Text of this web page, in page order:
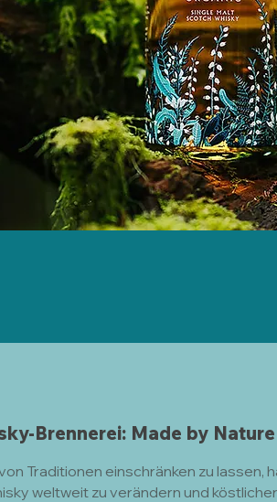
Brennerei: Made by
Traditionen einschränken zu lassen,
weltweit zu verändern und